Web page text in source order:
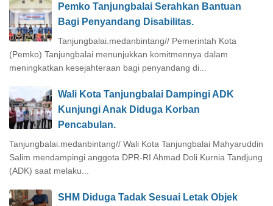
Pemko Tanjungbalai Serahkan Bantuan
Bagi Penyandang Disabilitas.
Tanjungbalai.medanbintang// Pemerintah Kota
(Pemko) Tanjungbalai menunjukkan komitmennya dalam
meningkatkan kesejahteraan bagi penyandang di...
Wali Kota Tanjungbalai Dampingi ADK
Kunjungi Anak Diduga Korban
Pencabulan.
Tanjungbalai.medanbintang// Wali Kota Tanjungbalai Mahyaruddin
Salim mendampingi anggota DPR-RI Ahmad Doli Kurnia Tandjung
(ADK) saat melaku...
SHM Diduga Tadak Sesuai Letak Objek